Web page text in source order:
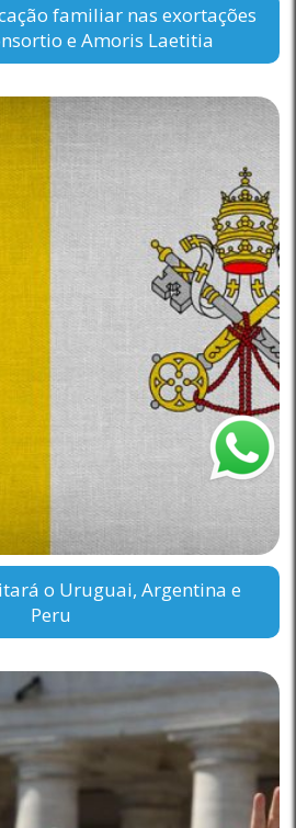
familiar nas exortações
e Amoris Laetitia
o Uruguai, Argentina e
Peru